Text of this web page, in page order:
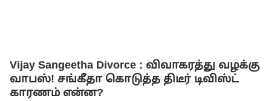
Vijay Sangeetha Divorce : விவாகரத்து வழக்கு
வாபஸ்! சங்கீதா கொடுத்த திடீர் டிவிஸ்ட்
காரணம் என்ன?